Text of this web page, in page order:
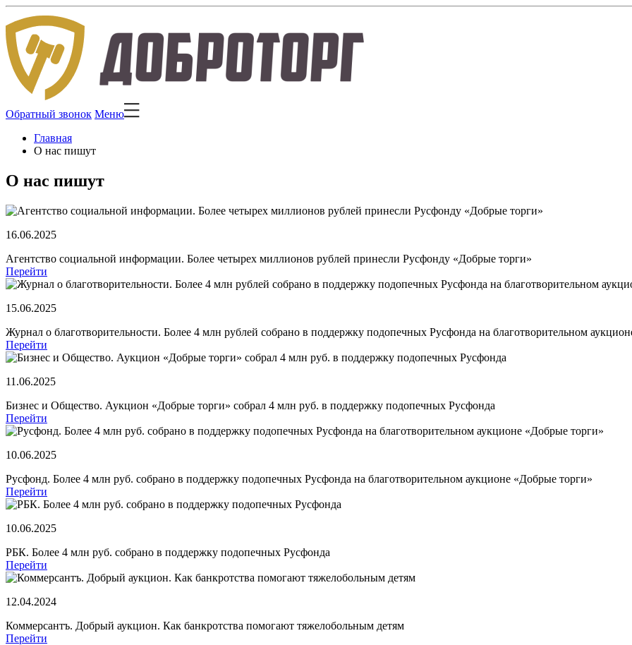
Обратный звонок Меню
Главная
О нас пишут
О нас пишут
16.06.2025
Агентство социальной информации. Более четырех миллионов рублей принесли Русфонду «Добрые торги»
Перейти
15.06.2025
Журнал о благотворительности. Более 4 млн рублей собрано в поддержку подопечных Русфонда на благотворительном
Перейти
11.06.2025
Бизнес и Общество. Аукцион «Добрые торги» собрал 4 млн руб. в поддержку подопечных Русфонда
Перейти
10.06.2025
Русфонд. Более 4 млн руб. собрано в поддержку подопечных Русфонда на благотворительном аукционе «Добрые торги»
Перейти
10.06.2025
РБК. Более 4 млн руб. собрано в поддержку подопечных Русфонда
Перейти
12.04.2024
Коммерсантъ. Добрый аукцион. Как банкротства помогают тяжелобольным детям
Перейти